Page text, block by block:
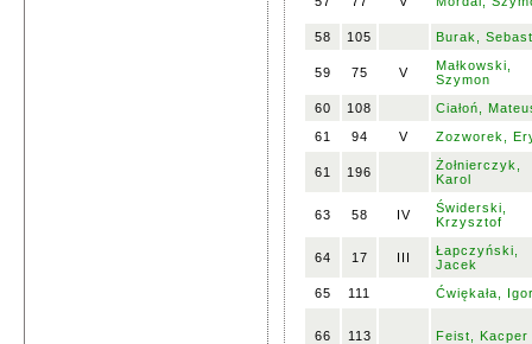
58 105 Burak,
59 75 V
Małkowski,
Szymon
60
108
Ciałoń,
61
94 V Zozworek,
61 196
Żołnierczyk,
Karol
63 58 IV
Świderski,
Krzysztof
64 17 III
Łapczyński,
Jacek
65
111 Ćwiękała,
66 113 Feist, Kacper